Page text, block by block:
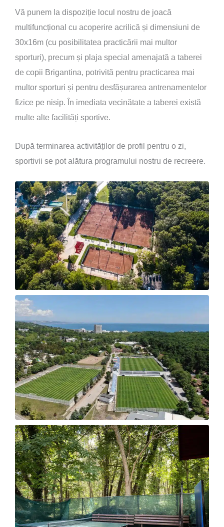
Vă punem la dispoziție locul nostru de joacă
multifuncțional cu acoperire acrilică și dimensiuni de
30x16m (cu posibilitatea practicării mai multor
sporturi), precum și plaja special amenajată a taberei
de copii Brigantina, potrivită pentru practicarea mai
multor sporturi și pentru desfășurarea antrenamentelor
fizice pe nisip. În imediata vecinătate a taberei există
multe alte facilități sportive.
După terminarea activităților de profil pentru o zi,
sportivii se pot alătura programului nostru de recreere.